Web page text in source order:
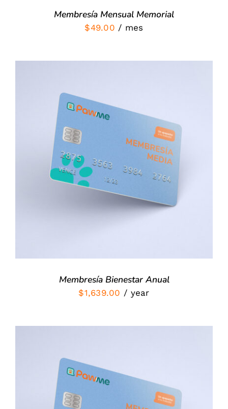
Membresía Mensual Memorial
$49.00 / mes
SIGN UP NOW
DETALLES
Membresía Bienestar Anual
$1,639.00 / year